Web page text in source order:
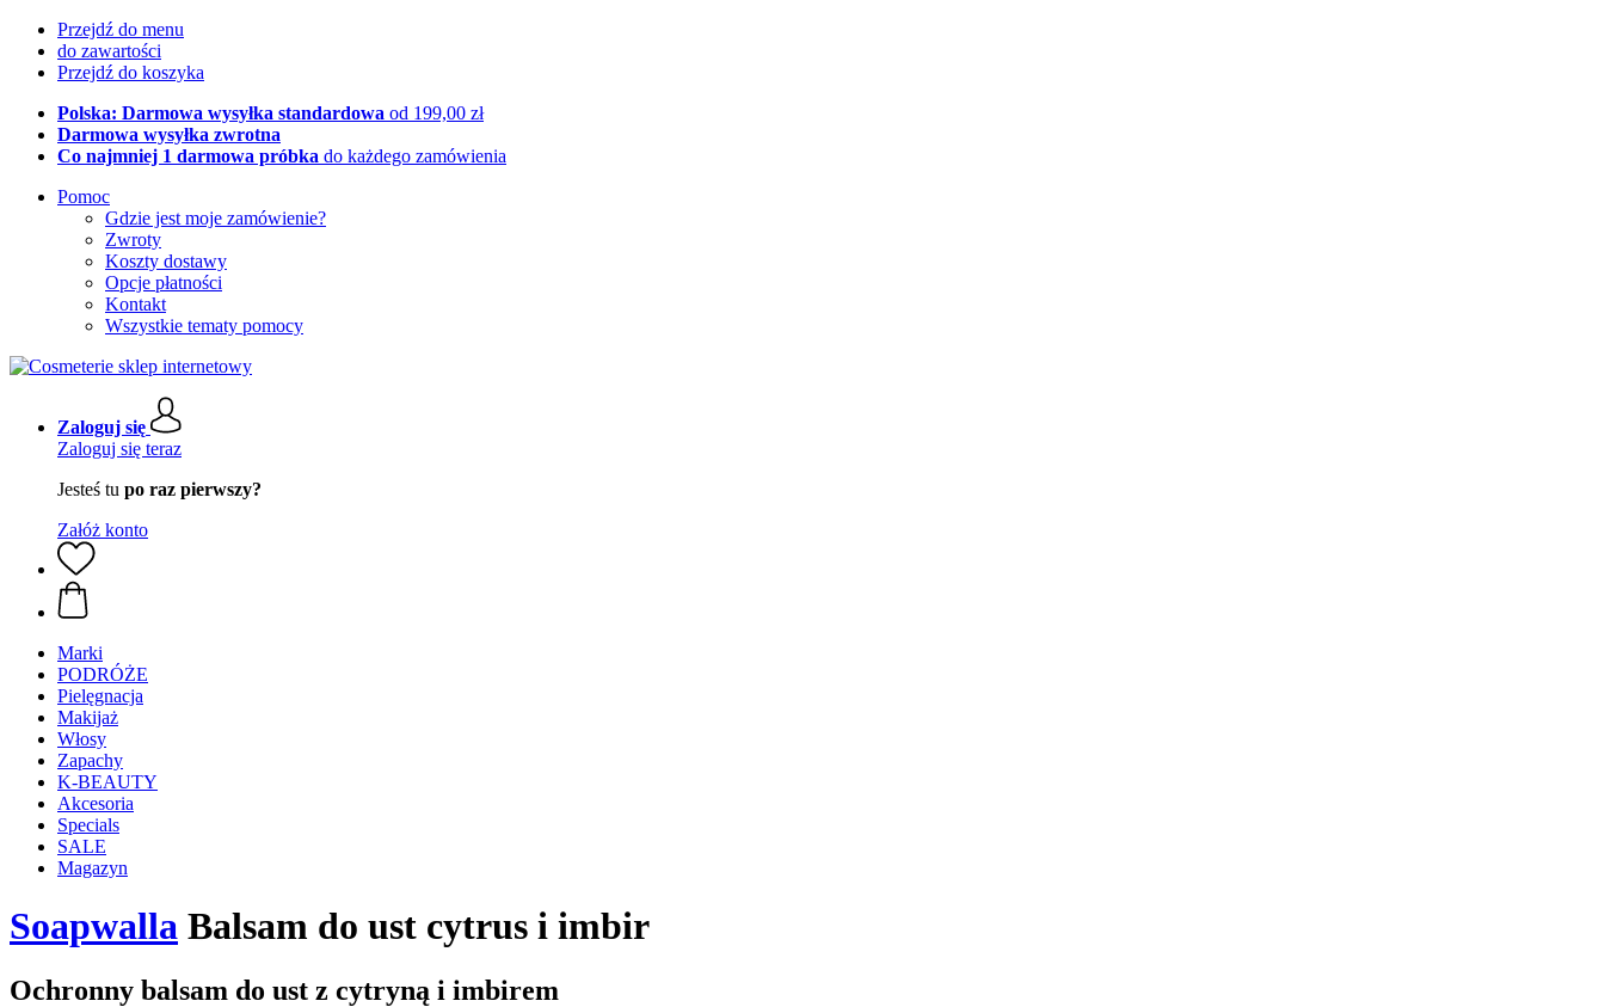
Przejdź do menu
do zawartości
Przejdź do koszyka
Polska: Darmowa wysyłka standardowa od 199,00 zł
Darmowa wysyłka zwrotna
Co najmniej 1 darmowa próbka do każdego zamówienia
Pomoc
Gdzie jest moje zamówienie?
Zwroty
Koszty dostawy
Opcje płatności
Kontakt
Wszystkie tematy pomocy
Zaloguj się
Zaloguj się teraz
Jesteś tu po raz pierwszy?
Załóż konto
Marki
PODRÓŻE
Pielęgnacja
Makijaż
Włosy
Zapachy
K-BEAUTY
Akcesoria
Specials
SALE
Magazyn
Soapwalla Balsam do ust cytrus i imbir
Ochronny balsam do ust z cytryną i imbirem